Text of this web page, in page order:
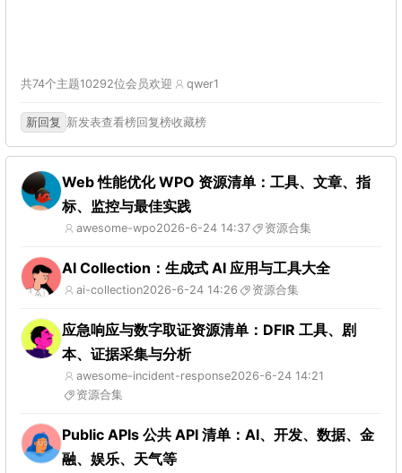
共74个主题10292位会员欢迎 qwer1
新回复 新发表查看榜回复榜收藏榜
Web 性能优化 WPO 资源清单：工具、文章、指
标、监控与最佳实践
awesome-wpo2026-6-24 14:37 资源合集
AI Collection：生成式 AI 应用与工具大全
ai-collection2026-6-24 14:26 资源合集
应急响应与数字取证资源清单：DFIR 工具、剧
本、证据采集与分析
awesome-incident-response2026-6-24 14:21
资源合集
Public APIs 公共 API 清单：AI、开发、数据、金
融、娱乐、天气等